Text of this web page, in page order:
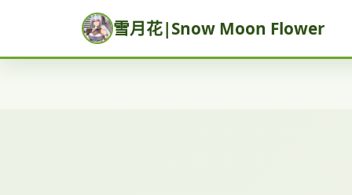
雪月花|Snow Moon Flower